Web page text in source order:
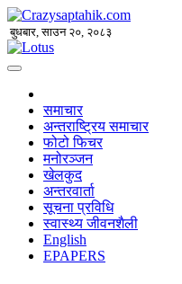
बुधबार, साउन २०, २०८३
समाचार
अन्तराष्ट्रिय समाचार
फोटो फिचर
मनोरञ्जन
खेलकुद
अन्तरवार्ता
सूचना प्रविधि
स्वास्थ्य जीवनशैली
English
EPAPERS